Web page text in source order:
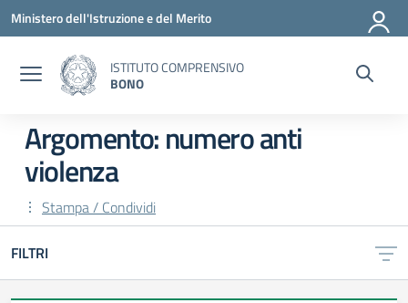
Vai ai contenuti
Vai al menu di navigazione
Vai al footer
Ministero dell'Istruzione e del Merito
ISTITUTO COMPRENSIVO
BONO
Argomento: numero anti
violenza
Stampa / Condividi
FILTRI